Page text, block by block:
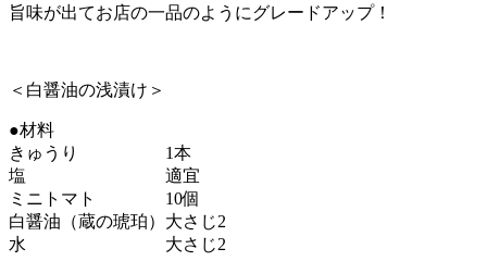
旨味が出てお店の一品のようにグレードアップ！
＜白醤油の浅漬け＞
●材料
きゅうり 1本
塩 適宜
ミニトマト 10個
白醤油（蔵の琥珀）大さじ2
水 大さじ2